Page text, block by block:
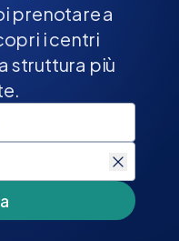
prenotare a
i centri
struttura più